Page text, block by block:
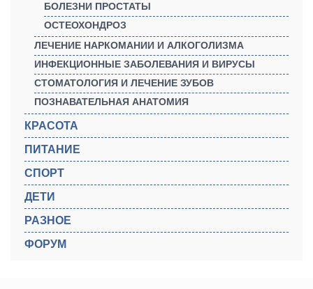
БОЛЕЗНИ ПРОСТАТЫ
ОСТЕОХОНДРОЗ
ЛЕЧЕНИЕ НАРКОМАНИИ И АЛКОГОЛИЗМА
ИНФЕКЦИОННЫЕ ЗАБОЛЕВАНИЯ И ВИРУСЫ
СТОМАТОЛОГИЯ И ЛЕЧЕНИЕ ЗУБОВ
ПОЗНАВАТЕЛЬНАЯ АНАТОМИЯ
КРАСОТА
ПИТАНИЕ
СПОРТ
ДЕТИ
РАЗНОЕ
ФОРУМ